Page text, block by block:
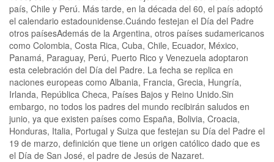
país, Chile y Perú. Más tarde, en la década del 60, el país adoptó
el calendario estadounidense.Cuándo festejan el Día del Padre
otros paísesAdemás de la Argentina, otros países sudamericanos
como Colombia, Costa Rica, Cuba, Chile, Ecuador, México,
Panamá, Paraguay, Perú, Puerto Rico y Venezuela adoptaron
esta celebración del Día del Padre. La fecha se replica en
naciones europeas como Albania, Francia, Grecia, Hungría,
Irlanda, República Checa, Países Bajos y Reino Unido.Sin
embargo, no todos los padres del mundo recibirán saludos en
junio, ya que existen países como España, Bolivia, Croacia,
Honduras, Italia, Portugal y Suiza que festejan su Día del Padre el
19 de marzo, definición que tiene un origen católico dado que es
el Día de San José, el padre de Jesús de Nazaret.